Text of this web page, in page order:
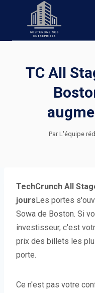
TC All
Par L'équipe
TechCrunch All
joursLes portes
Sowa de Boston. Si
investisseur, c'est
prix des billets les
porte.
Ce n'est pas votre